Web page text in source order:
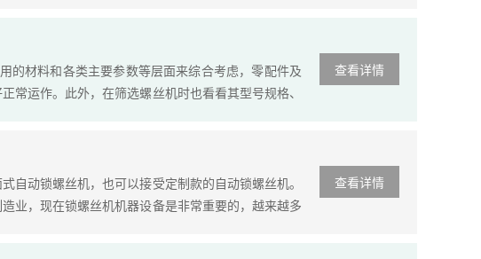
查看详情
的材料和各类主要参数等层面来综合考虑，零配件及
常运作。此外，在筛选螺丝机时也看看其型号规格、
查看详情
自动锁螺丝机，也可以接受定制款的自动锁螺丝机。
业，现在锁螺丝机机器设备是非常重要的，越来越多